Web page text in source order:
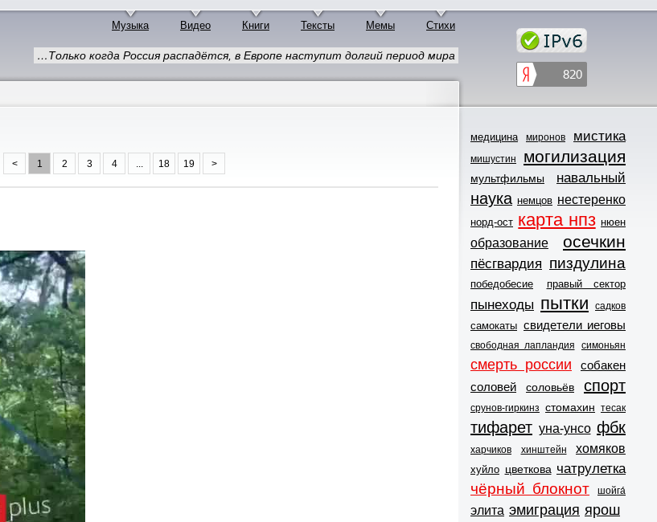
Музыка Видео Книги Тексты Мемы Стихи
…Только когда Россия распадётся, в Европе наступит долгий период мира
< 1 2 3 4 ... 18 19 >
медицина миронов мистика
мишустин могилизация
мультфильмы навальный
наука немцов нестеренко
норд-ост карта нпз нюен
образование осечкин
пёсгвардия пиздулина
победобесие правый сектор
пынеходы пытки садков
самокаты свидетели иеговы
свободная лапландия симоньян
смерть россии
собакен
соловей
соловьёв спорт
срунов-гиркинз стомахин тесак
тифарет уна-унсо фбк
харчиков хинштейн хомяков
хуйло цветкова чатрулетка
чёрный блокнот шойга́
элита эмиграция ярош